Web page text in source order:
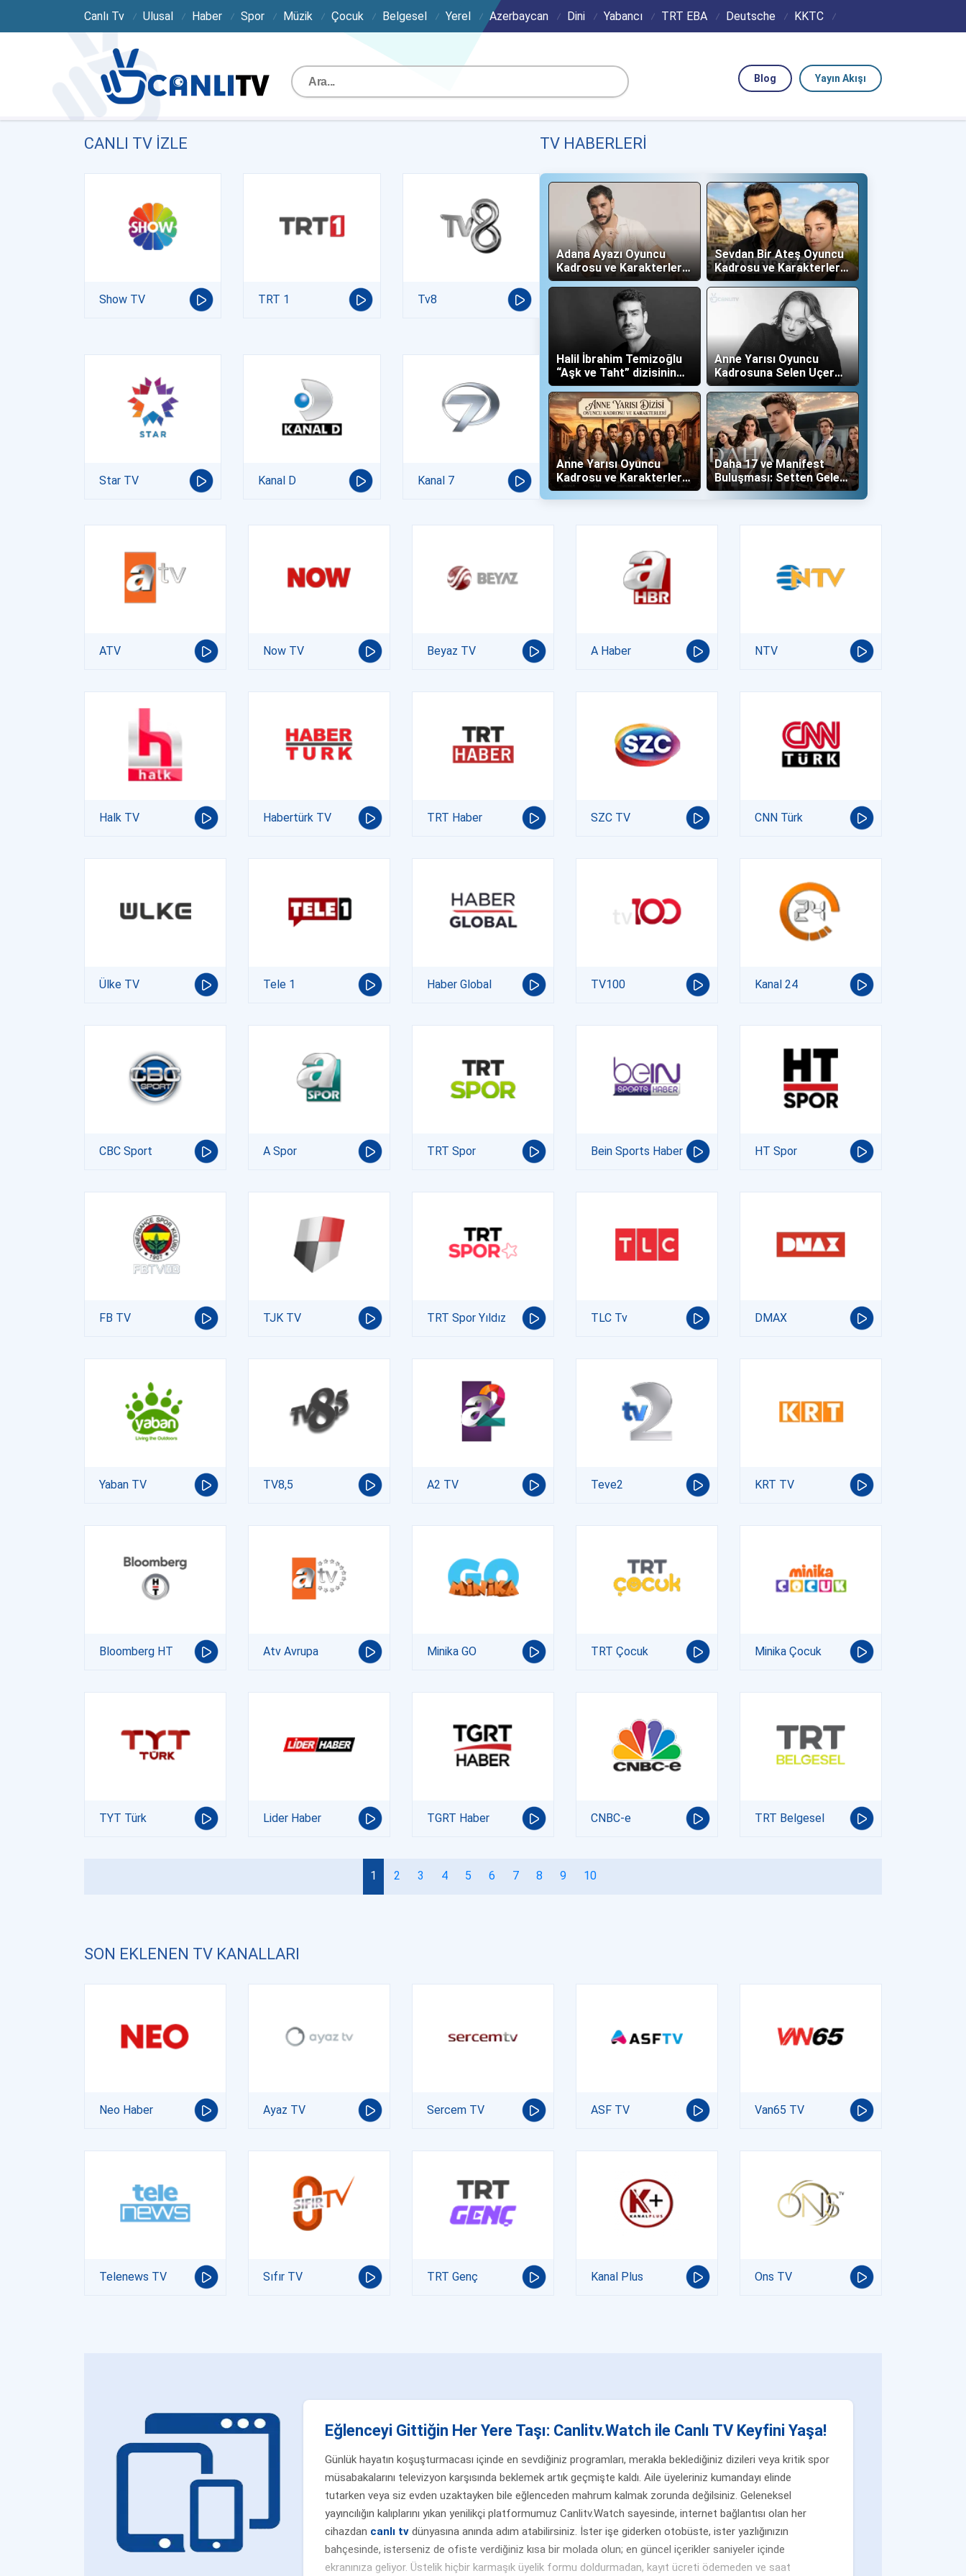
Canlı Tv Ulusal Haber Spor Müzik Çocuk Belgesel Yerel Azerbaycan Dini Yabancı TRT EBA Deutsche KKTC
Yayın Akışı
Blog
CANLI TV IZLE
Show TV TRT 1 Tv8
Star TV Kanal D Kanal 7
TV HABERLERI
Adana Ayazı Oyuncu
Kadrosu ve Karakterleri
(Now TV)
Sevdan Bir Ateş Oyuncu
Kadrosu ve Karakterleri
(Show TV)
Halil İbrahim Temizoğlu
“Aşk ve Taht” dizisinin
Yalboğan'ı Oldu
Anne Yarısı Oyuncu
Kadrosuna Selen Uçer
"Altın" Karakteri İle Dahil
Oldu!
Anne Yarısı Oyuncu
Kadrosu ve Karakterleri
(Now TV)
Daha 17 ve Manifest
Buluşması: Setten Gelen
İlk Kareler Büyüledi!
ATV Now TV Beyaz TV A Haber NTV
Halk TV Habertürk TV TRT Haber SZC TV CNN Türk
Ülke TV Tele 1 Haber Global TV100 Kanal 24
CBC Sport A Spor TRT Spor Bein Sports Haber HT Spor
FB TV TJK TV TRT Spor Yıldız TLC Tv DMAX
Yaban TV TV8,5 A2 TV Teve2 KRT TV
Bloomberg HT Atv Avrupa Minika GO TRT Çocuk Minika Çocuk
TYT Türk Lider Haber TGRT Haber CNBC-e TRT Belgesel
1 2 3 4 5 6 7 8 9 10
SON EKLENEN TV KANALLARI
Neo Haber Ayaz TV Sercem TV ASF TV Van65 TV
Telenews TV Sıfır TV TRT Genç Kanal Plus Ons TV
Eğlenceyi Gittiğin Her Yere Taşı: Canlitv.Watch ile Canlı TV Keyfini Yaşa!
Günlük hayatın koşuşturmacası içinde en sevdiğiniz programları, merakla beklediğiniz dizileri veya kritik spor
müsabakalarını televizyon karşısında beklemek artık geçmişte kaldı. Aile üyeleriniz kumandayı elinde
tutarken veya siz evden uzaktayken bile eğlenceden mahrum kalmak zorunda değilsiniz. Geleneksel
yayıncılığın kalıplarını yıkan yenilikçi platformumuz Canlitv.Watch sayesinde, internet bağlantısı olan her
cihazdan canlı tv dünyasına anında adım atabilirsiniz. İster işe giderken otobüste, ister yazlığınızın
bahçesinde, isterseniz de ofiste verdiğiniz kısa bir molada olun; en güncel içerikler saniyeler içinde
ekranınıza geliyor. Üstelik hiçbir karmaşık üyelik formu doldurmadan, kayıt ücreti ödemeden ve saat